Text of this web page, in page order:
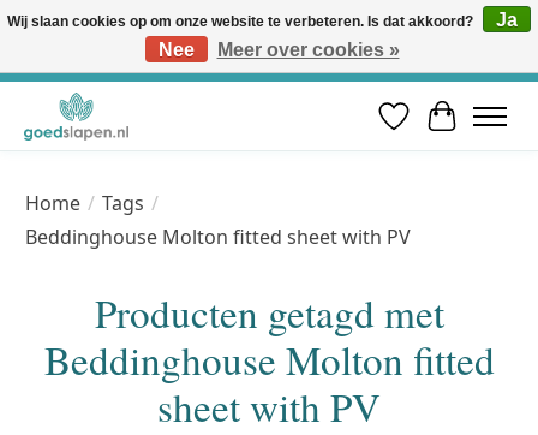
Vóór 12u besteld, volgende werkdag in huis* | Gratis verzending vanaf €50 | Professioneel slaapadvies
Verlanglijst
Home / Tags /
Beddinghouse Molton fitted sheet with PV
Producten getagd met
Beddinghouse Molton fitted
sheet with PV
Wij slaan cookies op om onze website te verbeteren. Is dat akkoord?
Ja
Nee
Meer over cookies »